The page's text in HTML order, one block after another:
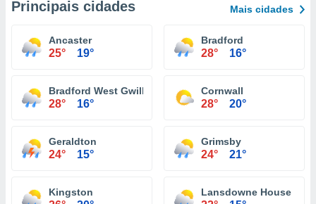
Principais cidades Mais cidades
Ancaster
25° 19°
Bradford
28° 16°
Bradford West Gwillimbury
28° 16°
Cornwall
28° 20°
Geraldton
24° 15°
Grimsby
24° 21°
Kingston Lansdowne House